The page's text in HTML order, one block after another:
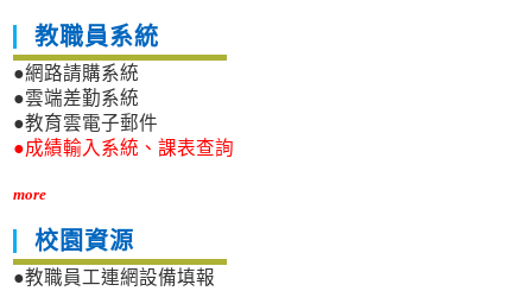
教職員系統
●網路請購系統
●雲端差勤系統
●教育雲電子郵件
●成績輸入系統、課表查詢
more
校園資源
●教職員工連網設備填報